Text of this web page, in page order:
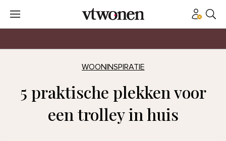
WOONINSPIRATIE
5 praktische plekken voor
een trolley in huis